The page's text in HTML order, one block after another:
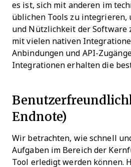
es ist, sich mit anderen im
üblichen Tools zu integrieren,
und Nützlichkeit der Software
mit vielen nativen
Anbindungen und API-
Integrationen erhalten die
Endnote)
Wir betrachten, wie schnell
Aufgaben im Bereich der
Tool erledigt werden können.